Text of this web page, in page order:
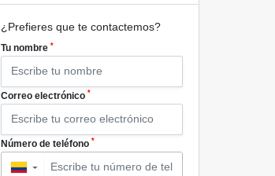
¿Prefieres que te contactemos?
Tu nombre *
Correo electrónico *
Número de teléfono *
▼